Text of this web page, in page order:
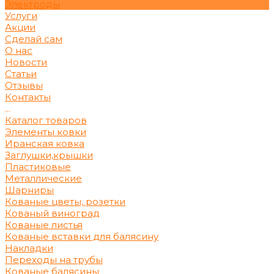
Электроды
Услуги
Акции
Сделай сам
О нас
Новости
Статьи
Отзывы
Контакты
...
Каталог товаров
Элементы ковки
Иранская ковка
Заглушки,крышки
Пластиковые
Металлические
Шарниры
Кованые цветы, розетки
Кованый виноград
Кованые листья
Кованые вставки для балясину
Накладки
Переходы на трубы
Кованые балясины